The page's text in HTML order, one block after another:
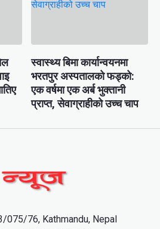
स्वास्थ्य बिमा कार्यान्वयनमा
भरतपुर अस्पतालको फड्को:
एक वर्षमा एक अर्ब भुक्तानी
प्राप्त, सेवाग्राहीको उच्च चाप
075/76, Kathmandu, Nepal